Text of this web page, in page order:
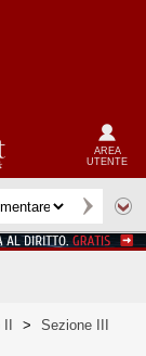
AREA
UTENTE
>
Sezione III